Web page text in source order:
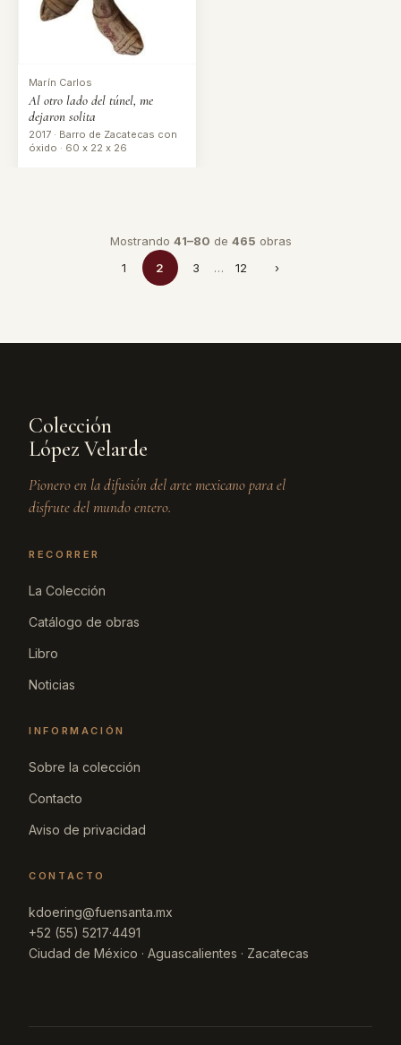
Marín Carlos
Al otro lado del túnel, me
dejaron solita
2017 · Barro de Zacatecas con
óxido · 60 x 22 x 26
Mostrando 41–80 de 465 obras
1
2 3 … 12 ›
Colección
López Velarde
Pionero en la difusión del arte mexicano para el
disfrute del mundo entero.
RECORRER
La Colección
Catálogo de obras
Libro
Noticias
INFORMACIÓN
Sobre la colección
Contacto
Aviso de privacidad
CONTACTO
kdoering@fuensanta.mx
+52 (55) 5217·4491
Ciudad de México · Aguascalientes · Zacatecas